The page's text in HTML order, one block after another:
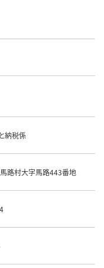
納税係
路村大字馬路443番地